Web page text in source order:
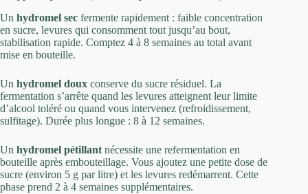
Un hydromel sec fermente rapidement : faible concentration
en sucre, levures qui consomment tout jusqu’au bout,
stabilisation rapide. Comptez 4 à 8 semaines au total avant
mise en bouteille.
Un hydromel doux conserve du sucre résiduel. La
fermentation s’arrête quand les levures atteignent leur limite
d’alcool toléré ou quand vous intervenez (refroidissement,
sulfitage). Durée plus longue : 8 à 12 semaines.
Un hydromel pétillant nécessite une refermentation en
bouteille après embouteillage. Vous ajoutez une petite dose de
sucre (environ 5 g par litre) et les levures redémarrent. Cette
phase prend 2 à 4 semaines supplémentaires.